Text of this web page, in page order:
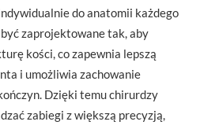
do anatomii każdego
zaprojektowane tak, aby
kości, co zapewnia lepszą
i umożliwia zachowanie
Dzięki temu chirurdzy
zabiegi z większą precyzją,